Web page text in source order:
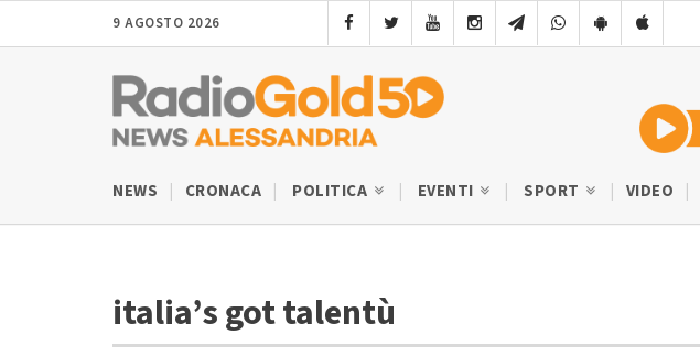
9 AGOSTO 2026
NEWS CRONACA POLITICA EVENTI SPORT VIDEO
italia’s got talentù